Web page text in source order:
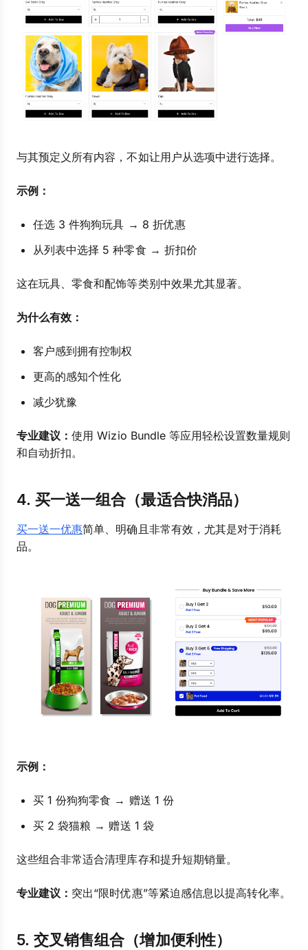
与其预定义所有内容，不如让用户从选项中进行选择。
示例：
任选 3 件狗狗玩具 → 8 折优惠
从列表中选择 5 种零食 → 折扣价
这在玩具、零食和配饰等类别中效果尤其显著。
为什么有效：
客户感到拥有控制权
更高的感知个性化
减少犹豫
专业建议：使用 Wizio Bundle 等应用轻松设置数量规则
和自动折扣。
4. 买一送一组合（最适合快消品）
买一送一优惠简单、明确且非常有效，尤其是对于消耗
品。
示例：
买 1 份狗狗零食 → 赠送 1 份
买 2 袋猫粮 → 赠送 1 袋
这些组合非常适合清理库存和提升短期销量。
专业建议： 突出“限时优惠”等紧迫感信息以提高转化率。
5. 交叉销售组合（增加便利性）